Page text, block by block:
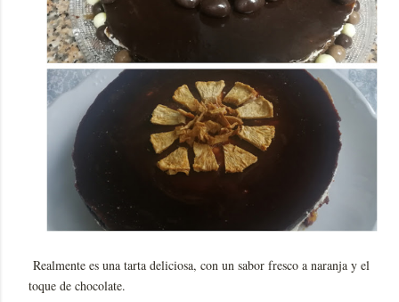
Realmente es una tarta deliciosa, con un sabor fresco a naranja y el
toque de chocolate.